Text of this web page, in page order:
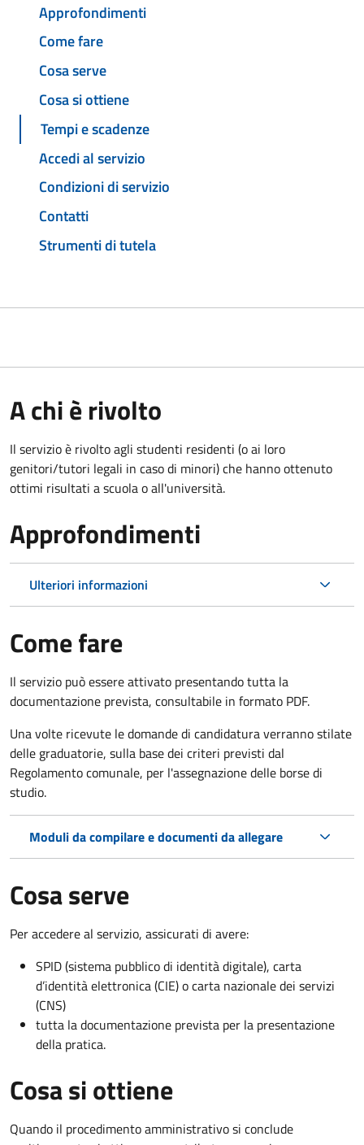
Approfondimenti
Come fare
Cosa serve
Cosa si ottiene
Tempi e scadenze
Accedi al servizio
Condizioni di servizio
Contatti
Strumenti di tutela
A chi è rivolto
Il servizio è rivolto agli studenti residenti (o ai loro
genitori/tutori legali in caso di minori) che hanno ottenuto
ottimi risultati a scuola o all'università.
Approfondimenti
Ulteriori informazioni
Come fare
Il servizio può essere attivato presentando tutta la
documentazione prevista, consultabile in formato PDF.
Una volte ricevute le domande di candidatura verranno stilate
delle graduatorie, sulla base dei criteri previsti dal
Regolamento comunale, per l'assegnazione delle borse di
studio.
Moduli da compilare e documenti da allegare
Cosa serve
Per accedere al servizio, assicurati di avere:
SPID (sistema pubblico di identità digitale), carta
d’identità elettronica (CIE) o carta nazionale dei servizi
(CNS)
tutta la documentazione prevista per la presentazione
della pratica.
Cosa si ottiene
Quando il procedimento amministrativo si conclude